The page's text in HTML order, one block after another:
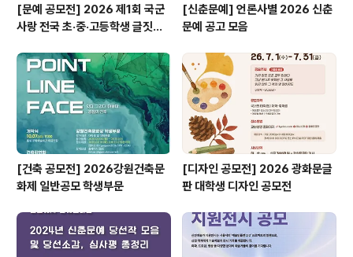
[문예 공모전] 2026 제1회 국군
사랑 전국 초·중·고등학생 글짓기
[신춘문예] 언론사별 2026 신춘
문예 공고 모음
[건축 공모전] 2026강원건축문
화제 일반공모 학생부문
[디자인 공모전] 2026 광화문글
판 대학생 디자인 공모전